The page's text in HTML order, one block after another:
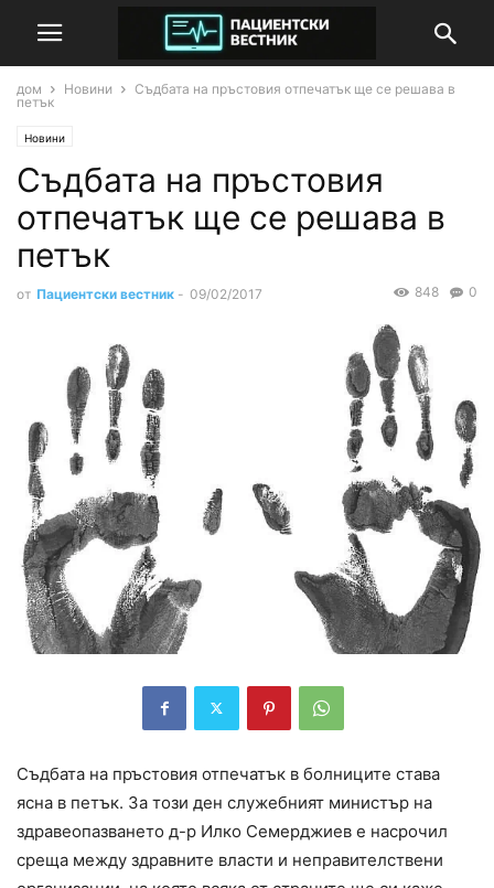
дом Новини
Съдбата на пръстовия отпечатък ще се решава в
петък
Новини
Съдбата на пръстовия
отпечатък ще се решава в
петък
от Пациентски вестник - 09/02/2017 0
848
Съдбата на пръстовия отпечатък в болниците става
ясна в петък. За този ден служебният министър на
здравеопазването д-р Илко Семерджиев е насрочил
среща между здравните власти и неправителствени